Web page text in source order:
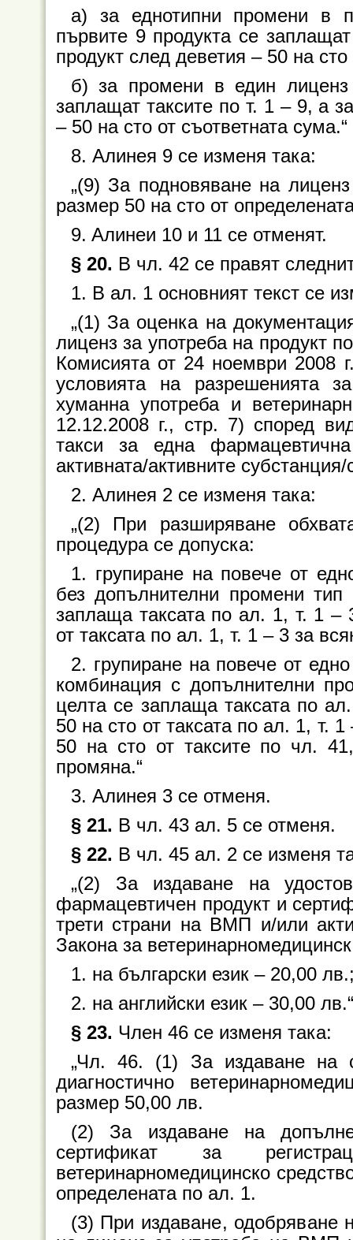
а) за еднотипни промени в
първите 9 продукта се
продукт след деветия – 50 на
б) за промени в един
заплащат таксите по т. 1 – 9, а
– 50 на сто от съответната сума.“
8. Алинея 9 се изменя така:
„(9) За подновяване на
размер 50 на сто от
9. Aлинеи 10 и 11 се отменят.
§ 20. В чл. 42 се правят
1. В ал. 1 основният текст се
„(1) За оценка на
лиценз за употреба на продукт
Комисията от 24 ноември 2008
условията на разрешенията
хуманна употреба и
12.12.2008 г., стр. 7) според
такси за една
активната/активните субстанция/
2. Алинея 2 се изменя така:
„(2) При разширяване
процедура се допуска:
1. групиране на повече от
без допълнителни промени
заплаща таксата по ал. 1, т. 1
от таксата по ал. 1, т. 1 – 3 за
2. групиране на повече от
комбинация с допълнителни
целта се заплаща таксата по
50 на сто от таксата по ал. 1, т.
50 на сто от таксите по чл.
промяна.“
3. Алинея 3 се отменя.
§ 21. В чл. 43 ал. 5 се отменя.
§ 22. В чл. 45 ал. 2 се изменя
„(2) За издаване на
фармацевтичен продукт и
трети страни на ВМП и/или
Закона за
1. на български език – 20,00
2. на английски език – 30,00 лв.“
§ 23. Член 46 се изменя така:
„Чл. 46. (1) За издаване на
диагностично
размер 50,00 лв.
(2) За издаване на
сертификат за
ветеринарномедицинско
определената по ал. 1.
(3) При издаване, одобряване